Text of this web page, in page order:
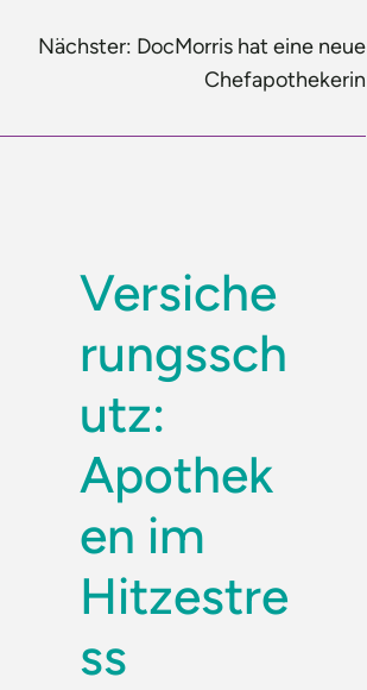
Nächster: DocMorris hat eine neue
Chefapothekerin
Versiche
rungssch
utz:
Apothek
en im
Hitzestre
ss